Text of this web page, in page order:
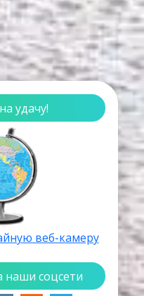
удачу!
веб-камеру
соцсети